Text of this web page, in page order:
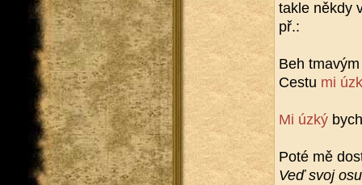
takle někdy
př.:
Beh
Cestu mi
Mi úzký
Poté mě
Veď svoj